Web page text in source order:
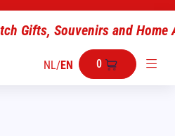
NL/EN 0